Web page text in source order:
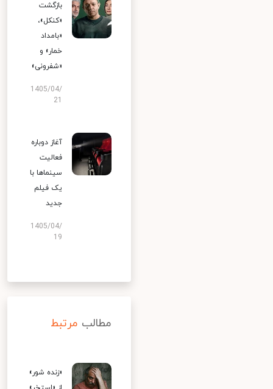
بازگشت
«کنکل»،
«بامداد
خمار» و
«شفرونی»
1405/04/
آغاز دوباره
فعالیت
سینماها با
یک فیلم
جدید
1405/04/
19
مطالب مرتبط
«زنده شور»